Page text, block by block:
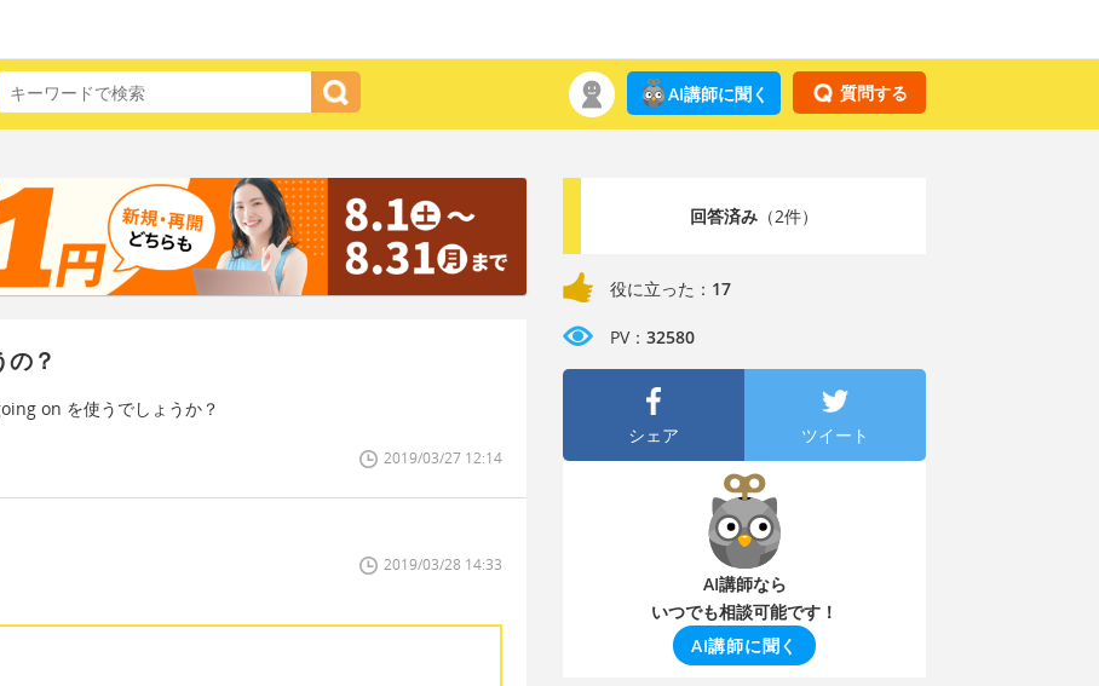
質問する
AI講師に聞く
？
on を使うでしょうか？
2019/03/27 12:14
2019/03/28 14:33
回答済み（2件）
役に立った： 17
PV： 32580
シェア ツイート
AI講師なら
いつでも相談可能です！
AI講師に聞く